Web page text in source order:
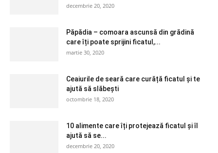
decembrie 20, 2020
Păpădia – comoara ascunsă din grădină
care îți poate sprijini ficatul,...
martie 30, 2020
Ceaiurile de seară care curăță ficatul și te
ajută să slăbești
octombrie 18, 2020
10 alimente care îți protejează ficatul și îl
ajută să se...
decembrie 20, 2020